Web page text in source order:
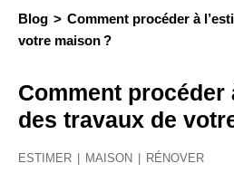
Blog
Comment procéder à
votre maison ?
Comment procéder
des travaux de
ESTIMER MAISON RÉNOVER